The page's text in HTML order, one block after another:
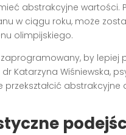
abstrakcyjne wartości.
w ciągu roku, może
olimpijskiego.
zaprogramowany, by
dr Katarzyna Wiśniewska,
przekształcić